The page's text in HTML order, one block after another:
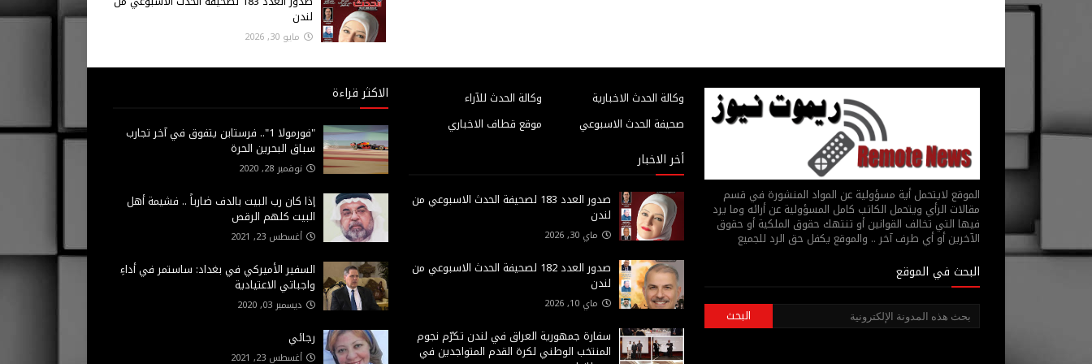
لندن
مايو 30, 2026
الموقع لايتحمل أية مسؤولية عن المواد المنشورة في قسم
مقالات الرأي ويتحمل الكاتب كامل المسؤولية عن أرائه وما يرد
فيها التي تخالف القوانين أو تنتهك حقوق الملكية أو حقوق
الآخرين أو أي طرف آخر .. والموقع يكفل حق الرد للجميع
البحث في الموقع
وكالة الحدث للآراء
وكالة الحدث الاخبارية
موقع قطاف الاخباري
صحيفة الحدث الاسبوعي
أخر الاخبار
صدور العدد 183 لصحيفة الحدث الاسبوعي من
لندن
ماي 30, 2026
صدور العدد 182 لصحيفة الحدث الاسبوعي من
لندن
ماي 10, 2026
سفارة جمهورية العراق في لندن تكرّم نجوم
المنتخب الوطني لكرة القدم المتواجدين في
الاكثر قراءة
"فورمولا 1".. فرستابن يتفوق في آخر تجارب
سباق البحرين الحرة
نوفمبر 28, 2020
إذا كان رب البيت بالدف ضارباً .. فشيمة أهل
البيت كلهم الرقص
أغسطس 23, 2021
السفير الأميركي في بغداد: ساستمر في أداءِ
واجباتي الاعتيادية
ديسمبر 03, 2020
رجائي
أغسطس 23, 2021